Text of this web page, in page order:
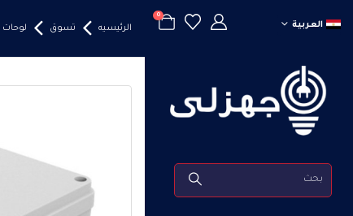
العربية
0
الرئيسيه تسوق لوحات